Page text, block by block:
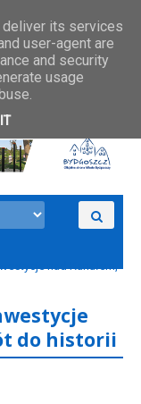
nad Kanałem,
do historii
its services
user-agent are
and security
usage